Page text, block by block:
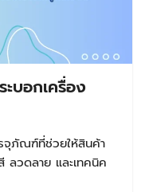
บอกเครื่อง
จุภัณฑ์ที่ช่วยให้สินค้า
ลวดลาย และเทคนิค